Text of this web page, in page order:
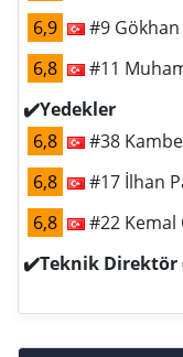
6,9
#9
6,8
#11
✔️Yedekler
6,8
#38
6,8
#17 İlhan
6,8
#22 Kemal
✔️Teknik Direktör